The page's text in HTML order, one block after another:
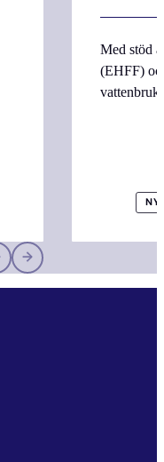
Med stöd
(EHFF)